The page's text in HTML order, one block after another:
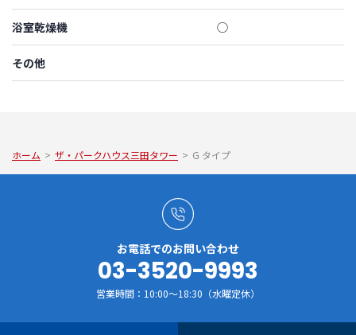
浴室乾燥機 ◯
その他
ホーム > ザ・パークハウス三田タワー > G タイプ
お電話でのお問い合わせ
03-3520-9993
営業時間：10:00～18:30（水曜定休）